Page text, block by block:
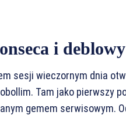
i
sesji wieczornym dnia
Tam jako pierwszy
gemem serwisowym.